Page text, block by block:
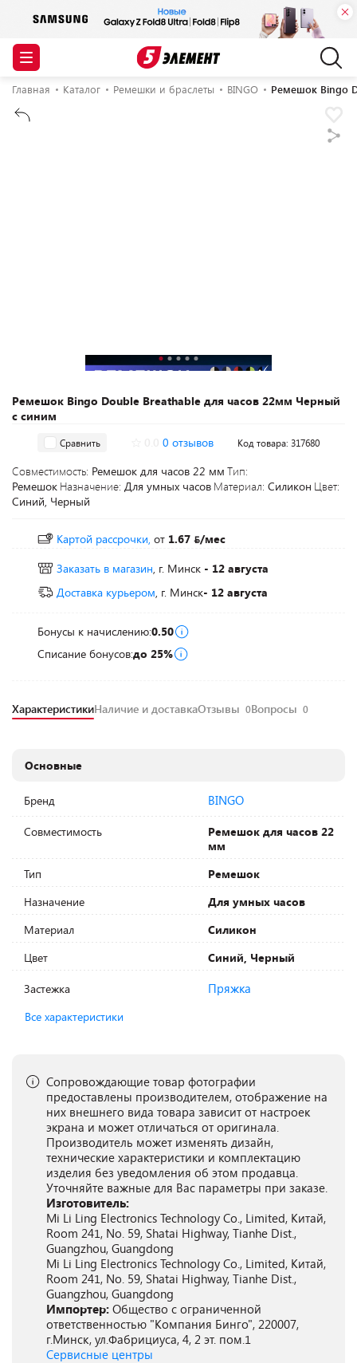
Главная Каталог Ремешки и браслеты BINGO Ремешок Bingo
Ремешок Bingo Double Breathable для часов 22мм Черный
с синим
Сравнить 0 отзывов Код товара: 317680
Совместимость: Ремешок для часов 22 мм Тип:
Ремешок Назначение: Для умных часов Материал: Силикон Цвет:
Синий, Черный
Картой рассрочки, от 1.67
/мес
Заказать в магазин, г. Минск - 12 августа
Доставка курьером, г. Минск- 12 августа
Бонусы к начислению:0.50
Списание бонусов:до 25%
ХарактеристикиНаличие и доставкаОтзывы 0Вопросы 0
Основные
Бренд BINGO
Совместимость
Ремешок для часов 22
мм
Тип
Ремешок
Назначение
Для умных часов
Материал
Силикон
Цвет
Синий, Черный
Застежка Пряжка
Все характеристики
Сопровождающие товар фотографии
предоставлены производителем, отображение на
них внешнего вида товара зависит от настроек
экрана и может отличаться от оригинала.
Производитель может изменять дизайн,
технические характеристики и комплектацию
изделия без уведомления об этом продавца.
Уточняйте важные для Вас параметры при заказе.
Изготовитель:
Mi Li Ling Electronics Technology Co., Limited, Китай,
Room 241, No. 59, Shatai Highway, Tianhe Dist.,
Guangzhou, Guangdong
Mi Li Ling Electronics Technology Co., Limited, Китай,
Room 241, No. 59, Shatai Highway, Tianhe Dist.,
Guangzhou, Guangdong
Импортер: Общество с ограниченной
ответственностью "Компания Бинго", 220007,
г.Минск, ул.Фабрициуса, 4, 2 эт. пом.1
Сервисные центры